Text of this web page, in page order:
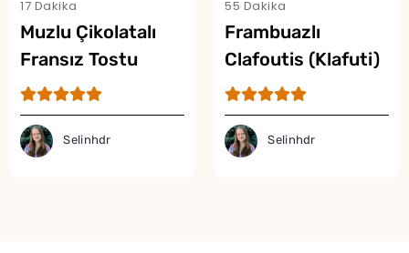
17 Dakika
Muzlu Çikolatalı
Fransız Tostu
Selinhdr
55 Dakika
Frambuazlı
Clafoutis (Klafuti)
Selinhdr